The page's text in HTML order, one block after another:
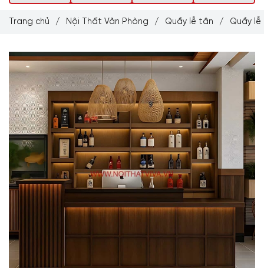
Trang chủ / Nội Thất Văn Phòng / Quầy lễ tân / Quầy